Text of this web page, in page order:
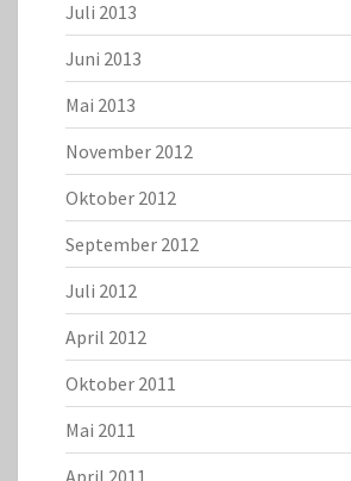
Juli 2013
Juni 2013
Mai 2013
November 2012
Oktober 2012
September 2012
Juli 2012
April 2012
Oktober 2011
Mai 2011